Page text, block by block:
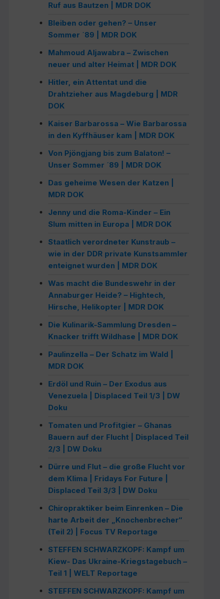
Ruf aus Bautzen | MDR DOK
Bleiben oder gehen? – Unser
Sommer ´89 | MDR DOK
Mahmoud Aljawabra – Zwischen
neuer und alter Heimat | MDR DOK
Hitler, ein Attentat und die
Drahtzieher aus Magdeburg | MDR
DOK
Kaiser Barbarossa – Wie Barbarossa
in den Kyffhäuser kam | MDR DOK
Von Pjöngjang bis zum Balaton! –
Unser Sommer ´89 | MDR DOK
Das geheime Wesen der Katzen |
MDR DOK
Jenny und die Roma-Kinder – Ein
Slum mitten in Europa | MDR DOK
Staatlich verordneter Kunstraub –
wie in der DDR private Kunstsammler
enteignet wurden | MDR DOK
Was macht die Bundeswehr in der
Annaburger Heide? – Hightech,
Hirsche, Helikopter | MDR DOK
Die Kulinarik-Sammlung Dresden –
Knacker trifft Wildhase | MDR DOK
Paulinzella – Der Schatz im Wald |
MDR DOK
Erdöl und Ruin – Der Exodus aus
Venezuela | Displaced Teil 1/3 | DW
Doku
Tomaten und Profitgier – Ghanas
Bauern auf der Flucht | Displaced Teil
2/3 | DW Doku
Dürre und Flut – die große Flucht vor
dem Klima | Fridays For Future |
Displaced Teil 3/3 | DW Doku
Chiropraktiker beim Einrenken – Die
harte Arbeit der „Knochenbrecher“
(Teil 2) | Focus TV Reportage
STEFFEN SCHWARZKOPF: Kampf um
Kiew- Das Ukraine-Kriegstagebuch –
Teil 1 | WELT Reportage
STEFFEN SCHWARZKOPF: Kampf um